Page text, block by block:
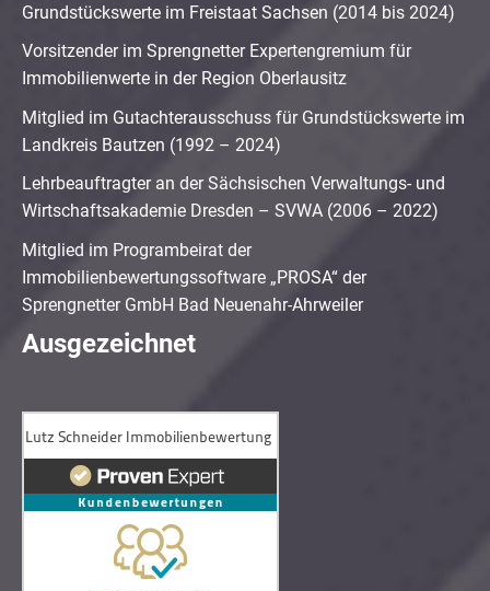
Grundstückswerte im Freistaat Sachsen (2014 bis 2024)
Vorsitzender im Sprengnetter Expertengremium für
Immobilienwerte in der Region Oberlausitz
Mitglied im Gutachterausschuss für Grundstückswerte im
Landkreis Bautzen (1992 – 2024)
Lehrbeauftragter an der Sächsischen Verwaltungs- und
Wirtschaftsakademie Dresden – SVWA (2006 – 2022)
Mitglied im Programbeirat der
Immobilienbewertungssoftware „PROSA“ der
Sprengnetter GmbH Bad Neuenahr-Ahrweiler
Ausgezeichnet